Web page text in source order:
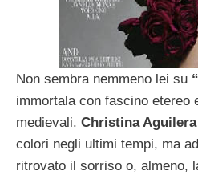
Non sembra nemmeno lei su
immortala con fascino etereo
medievali. Christina Aguilera
colori negli ultimi tempi, ma
ritrovato il sorriso o, almeno,